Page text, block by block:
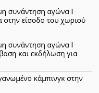
συνάντηση αγώνα Ι
είσοδο του χωριού
συνάντηση αγώνα Ι
και εκδήλωση για
κάμπινγκ στην